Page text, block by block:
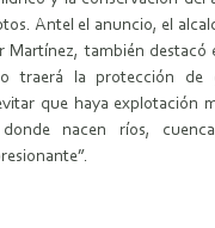
Antel el anuncio, el
Martínez, también destacó
traerá la protección de
que haya explotación
donde nacen ríos,